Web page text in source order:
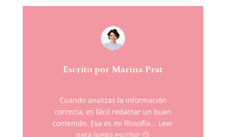
Escrito por Marina Prat
Cuando analizas la información
correcta, es fácil redactar un buen
contenido. Esa es mi filosofía... Leer
para luego escribir 🙂